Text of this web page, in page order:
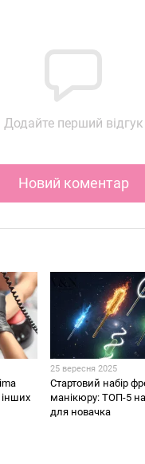
Додайте перший відгук
Новий коментар
25 вересня 2025
Стартовий набір
манікюру: ТОП-5
для новачка